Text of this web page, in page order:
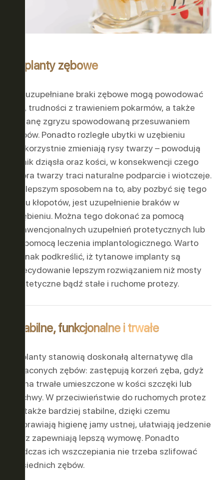
Implanty zębowe
Nieuzupełniane braki zębowe mogą powodować
ból, trudności z trawieniem pokarmów, a także
zmianę zgryzu spowodowaną przesuwaniem
zębów. Ponadto rozległe ubytki w uzębieniu
niekorzystnie zmieniają rysy twarzy – powodują
zanik dziąsła oraz kości, w konsekwencji czego
skóra twarzy traci naturalne podparcie i wiotczeje.
Najlepszym sposobem na to, aby pozbyć się tego
typu kłopotów, jest uzupełnienie braków w
uzębieniu. Można tego dokonać za pomocą
konwencjonalnych uzupełnień protetycznych lub
za pomocą leczenia implantologicznego. Warto
jednak podkreślić, iż tytanowe implanty są
zdecydowanie lepszym rozwiązaniem niż mosty
protetyczne bądź stałe i ruchome protezy.
Stabilne, funkcjonalne i trwałe
Implanty stanowią doskonałą alternatywę dla
utraconych zębów: zastępują korzeń zęba, gdyż
są na trwałe umieszczone w kości szczęki lub
żuchwy. W przeciwieństwie do ruchomych protez
są także bardziej stabilne, dzięki czemu
poprawiają higienę jamy ustnej, ułatwiają jedzenie
oraz zapewniają lepszą wymowę. Ponadto
podczas ich wszczepiania nie trzeba szlifować
sąsiednich zębów.